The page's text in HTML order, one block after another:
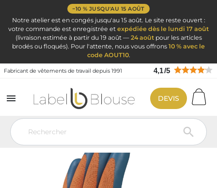
−10 % JUSQU'AU 15 AOÛT
Notre atelier est en congés jusqu'au 15 août. Le site reste ouvert :
votre commande est enregistrée et expédiée dès le lundi 17 août
(livraison estimée à partir du 19 août — 24 aoûtpour les articles
brodés ou floqués). Pour l'attente, nous vous offrons 10 % avec le
code AOUT10.
Fabricant de vêtements de travail depuis 1991 4,1/5


DEVIS
Vêtement de travail EPI : Equipement Protection Individuel
Gants